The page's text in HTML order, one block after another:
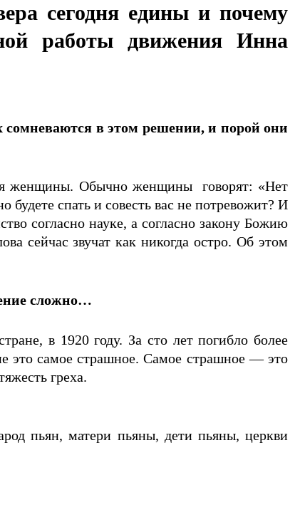
сегодня едины и почему
работы движения Инна
в этом решении, и порой они
женщины. Обычно женщины говорят: «Нет
спать и совесть вас не потревожит? И
согласно науке, а согласно закону Божию
сейчас звучат как никогда остро. Об этом
сложно…
в 1920 году. За сто лет погибло более
это самое страшное. Самое страшное — это
греха.
пьян, матери пьяны, дети пьяны, церкви